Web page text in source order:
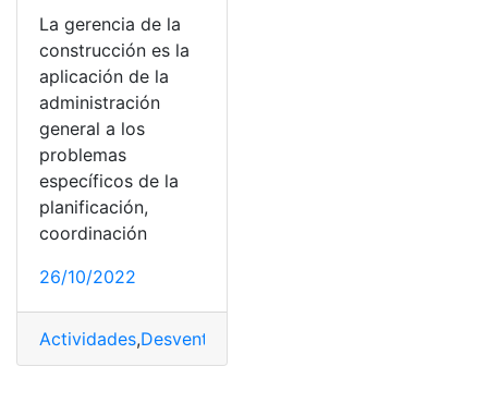
La gerencia de la
construcción es la
aplicación de la
administración
general a los
problemas
específicos de la
planificación,
coordinación
26/10/2022
Actividades,Desventajas